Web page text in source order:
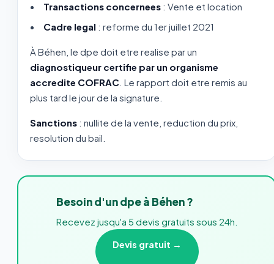
Transactions concernees : Vente et location
Cadre legal : reforme du 1er juillet 2021
À Béhen, le dpe doit etre realise par un
diagnostiqueur certifie par un organisme
accredite COFRAC . Le rapport doit etre remis au
plus tard le jour de la signature.
Sanctions : nullite de la vente, reduction du prix,
resolution du bail.
Besoin d'un dpe à Béhen ?
Recevez jusqu'a 5 devis gratuits sous 24h.
Devis gratuit →